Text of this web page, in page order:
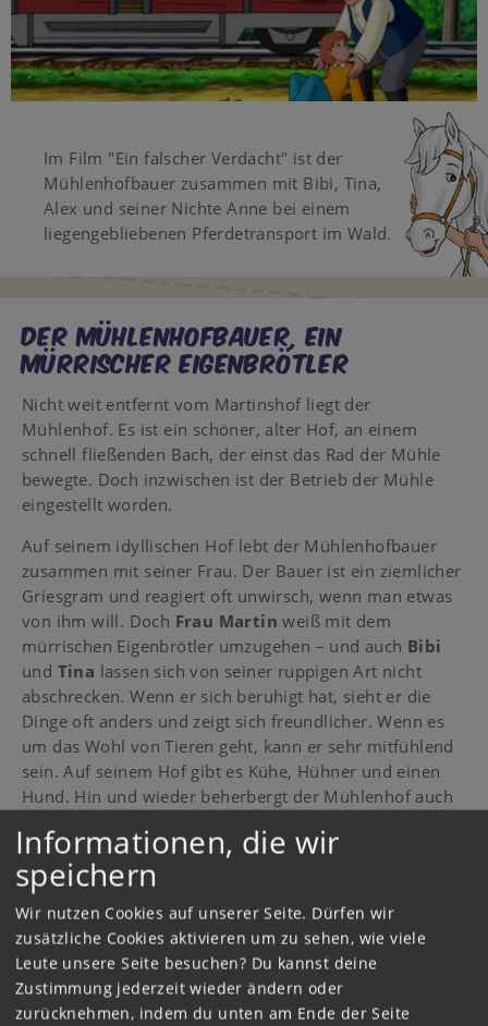
Video
Im Film "Ein falscher Verdacht" ist der
Mühlenhofbauer zusammen mit Bibi, Tina,
Alex und seiner Nichte Anne bei einem
liegengebliebenen Pferdetransport im Wald.
DER MÜHLENHOFBAUER, EIN
MÜRRISCHER EIGENBRÖTLER
Nicht weit entfernt vom Martinshof liegt der
Mühlenhof. Es ist ein schöner, alter Hof, an einem
schnell fließenden Bach, der einst das Rad der Mühle
bewegte. Doch inzwischen ist der Betrieb der Mühle
eingestellt worden.
Auf seinem idyllischen Hof lebt der Mühlenhofbauer
zusammen mit seiner Frau. Der Bauer ist ein ziemlicher
Griesgram und reagiert oft unwirsch, wenn man etwas
von ihm will. Doch Frau Martin weiß mit dem
mürrischen Eigenbrötler umzugehen – und auch Bibi
und Tina lassen sich von seiner ruppigen Art nicht
abschrecken. Wenn er sich beruhigt hat, sieht er die
Dinge oft anders und zeigt sich freundlicher. Wenn es
um das Wohl von Tieren geht, kann er sehr mitfühlend
sein. Auf seinem Hof gibt es Kühe, Hühner und einen
Hund. Hin und wieder beherbergt der Mühlenhof auch
Finde die Küken auf dem
Heuboden:
Spieledas Spiel „Kükenalarm"!
Informationen, die wir
speichern
Wir nutzen Cookies auf unserer Seite. Dürfen wir
zusätzliche Cookies aktivieren um zu sehen, wie viele
Leute unsere Seite besuchen? Du kannst deine
Zustimmung jederzeit wieder ändern oder
zurücknehmen, indem du unten am Ende der Seite